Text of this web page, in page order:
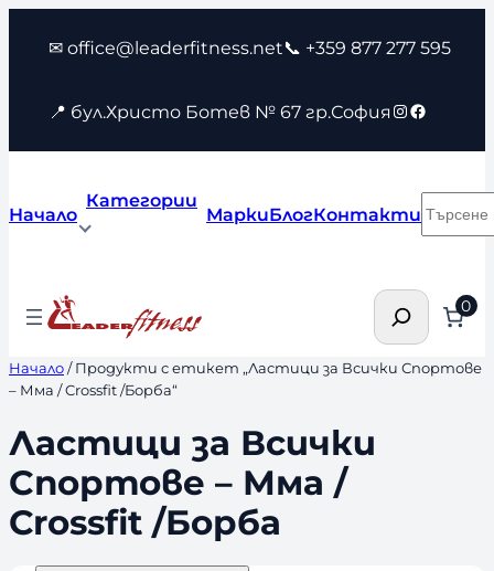
съдържанието
✉ office@leaderfitness.net📞 +359 877 277 595
📍 бул.Христо Ботев № 67 гр.София Instagram
Facebook
Начало
Категории
МаркиБлогКонтакти
Търсене 0
Начало/ Продукти с етикет „Ластици за Всички Спортове
– Мма / Crossfit /Борба“
Ластици за Всички
Спортове – Мма /
Crossfit /Борба